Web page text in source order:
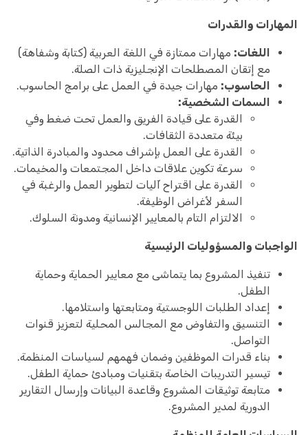
المهارات والقدرات
اللغات: مهارات ممتازة في اللغة العربية (كتابة وشفاهة)
مع إتقان المصطلحات الإنجليزية ذات الصلة.
الحاسوب: مهارات جيدة في العمل على برامج الحاسوب.
السمات الشخصية:
القدرة على قيادة الفريق والعمل تحت ضغط وفي
بيئة متعددة الثقافات.
القدرة على العمل بإشراف محدود والمبادرة الذاتية.
سرعة تكوين علاقات داخل المجتمعات والمخيمات.
القدرة على اقتراح آليات لتطوير العمل والرغبة في
السفر لأغراض الوظيفة.
الالتزام التام بالمعايير الإنسانية ومدونة السلوك.
الواجبات والمسؤوليات الرئيسية
تنفيذ المشروع بما يتماشى مع معايير الحماية وحماية
الطفل.
إعداد الطلبات اللوجستية ومتابعتها واستلامها.
التنسيق والتفاوض مع المجالس المحلية لتعزيز قنوات
التواصل.
بناء قدرات الموظفين وضمان فهمهم لسياسات المنظمة.
تيسير التدريبات الخاصة بتقنيات ومبادئ حماية الطفل.
متابعة توثيقات المشروع وقاعدة البيانات وإرسال التقارير
الدورية لمدير المشروع.